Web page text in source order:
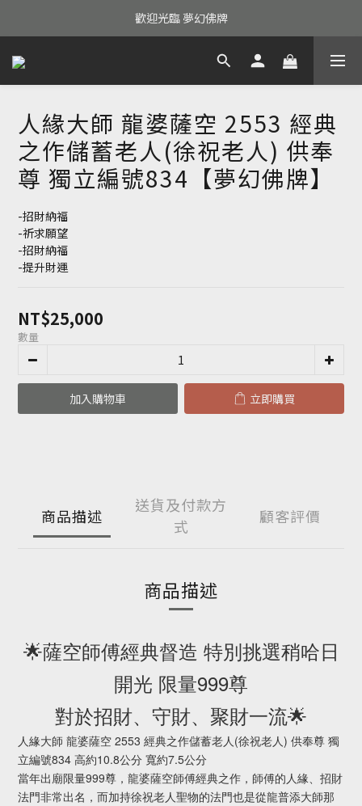
歡迎光臨 夢幻佛牌
人緣大師 龍婆薩空 2553 經典
之作儲蓄老人(徐祝老人) 供奉
尊 獨立編號834【夢幻佛牌】
-招財納福
-祈求願望
-招財納福
-提升財運
NT$25,000
數量
加入購物車 立即購買
商品描述
送貨及付款方
式
顧客評價
商品描述
🌟薩空師傅經典督造 特別挑選稍哈日
開光 限量999尊
對於招財、守財、聚財一流🌟
人緣大師 龍婆薩空 2553 經典之作儲蓄老人(徐祝老人) 供奉尊 獨
立編號834 高約10.8公分 寬約7.5公分
當年出廟限量999尊，龍婆薩空師傅經典之作，師傅的人緣、招財
法門非常出名，而加持徐祝老人聖物的法門也是從龍普添大師那